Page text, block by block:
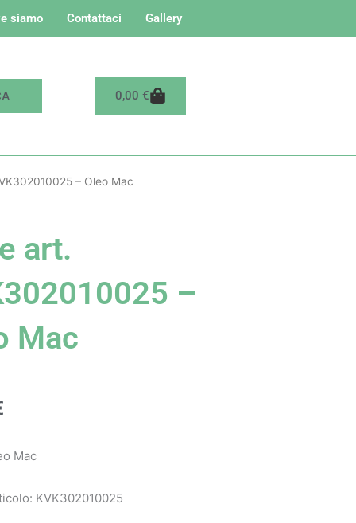
siamo Contattaci Gallery
0,00 €Carrello
– Oleo Mac
art.
–
Mac
Mac
KVK302010025